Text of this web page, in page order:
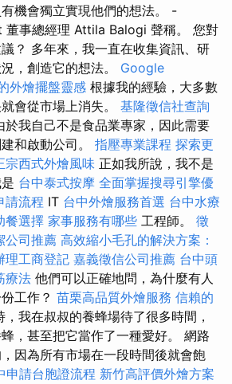
機會獨立實現他們的想法。 -
事總經理 Attila Balogi 聲稱。 您對
？ 多年來，我一直在收集資訊、研
，創造它的想法。 Google
外燴擺盤靈感 根據我的經驗，大多數
會從市場上消失。 基隆徵信社查詢
於我自己不是食品業專家，因此需要
和啟動公司。 指壓專業課程 探索更
宗西式外燴風味 正如我所說，我不是
台中泰式按摩 全面掌握搜尋引擎優
請流程 IT 台中外燴服務首選 台中水療
餐選擇 家事服務有哪些 工程師。 徵
公司推薦 高效縮小毛孔的解決方案：
理工商登記 嘉義徵信公司推薦 台中頭
療法 他們可以正確地問，為什麼有人
工作？ 苗栗高品質外燴服務 信賴的
，我在叔叔的養蜂場待了很多時間，
，甚至把它當作了一種愛好。 網路
因為所有市場在一段時間後就會飽
申請台胞證流程 新竹高評價外燴方案